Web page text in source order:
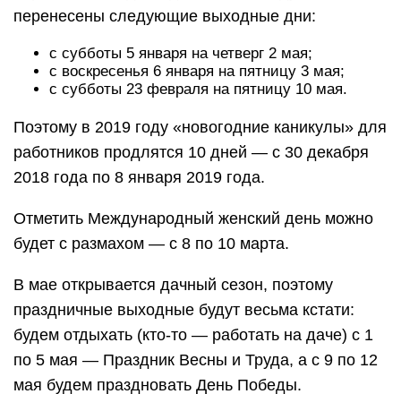
перенесены следующие выходные дни:
с субботы 5 января на четверг 2 мая;
с воскресенья 6 января на пятницу 3 мая;
с субботы 23 февраля на пятницу 10 мая.
Поэтому в 2019 году «новогодние каникулы» для
работников продлятся 10 дней — с 30 декабря
2018 года по 8 января 2019 года.
Отметить Международный женский день можно
будет с размахом — с 8 по 10 марта.
В мае открывается дачный сезон, поэтому
праздничные выходные будут весьма кстати:
будем отдыхать (кто-то — работать на даче) с 1
по 5 мая — Праздник Весны и Труда, а с 9 по 12
мая будем праздновать День Победы.